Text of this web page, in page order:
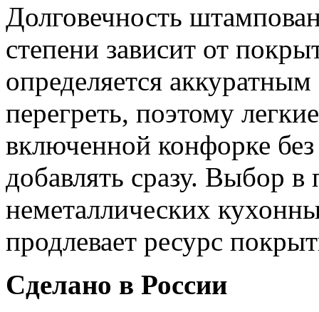
Долговечность
степени зависит от
определяется
перегреть, поэтому
включенной конфорке
добавлять сразу. Выбор
неметаллических
продлевает ресурс
Сделано в России